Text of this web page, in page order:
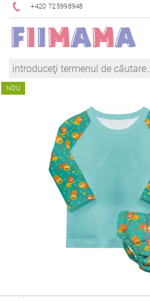
+420 725998948
NOU